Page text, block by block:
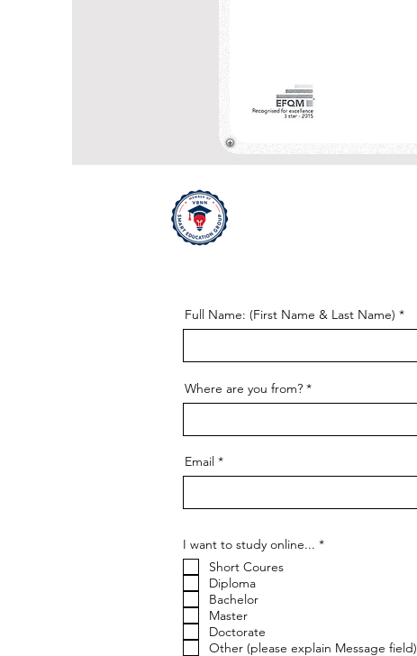
Full Name: (First Name & Last Name)
Where are you from?
Email
I want to study online... *إ
Short Coures
Diploma
Bachelor
Master
Doctorate
Other (please explain Message field)